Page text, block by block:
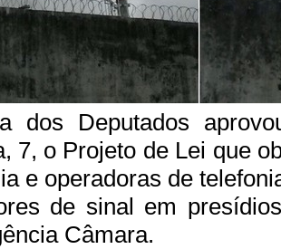
dos Deputados
7, o Projeto de Lei que
e operadoras de
de sinal em
Câmara.